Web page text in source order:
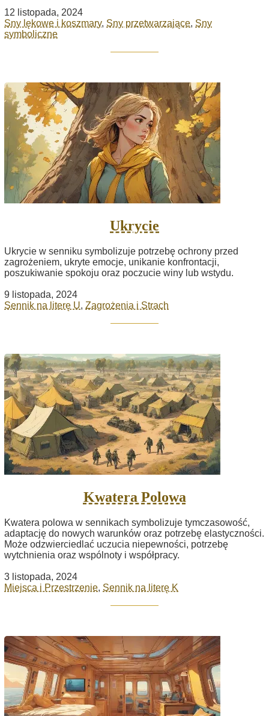
12 listopada, 2024
Sny lękowe i koszmary, Sny przetwarzające, Sny
symboliczne
Ukrycie
Ukrycie w senniku symbolizuje potrzebę ochrony przed
zagrożeniem, ukryte emocje, unikanie konfrontacji,
poszukiwanie spokoju oraz poczucie winy lub wstydu.
9 listopada, 2024
Sennik na literę U, Zagrożenia i Strach
Kwatera Polowa
Kwatera polowa w sennikach symbolizuje tymczasowość,
adaptację do nowych warunków oraz potrzebę elastyczności.
Może odzwierciedlać uczucia niepewności, potrzebę
wytchnienia oraz wspólnoty i współpracy.
3 listopada, 2024
Miejsca i Przestrzenie, Sennik na literę K